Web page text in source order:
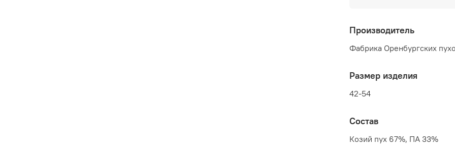
Производитель
Фабрика Оренбургских
Размер изделия
42-54
Состав
Козий пух 67%, ПА 33%